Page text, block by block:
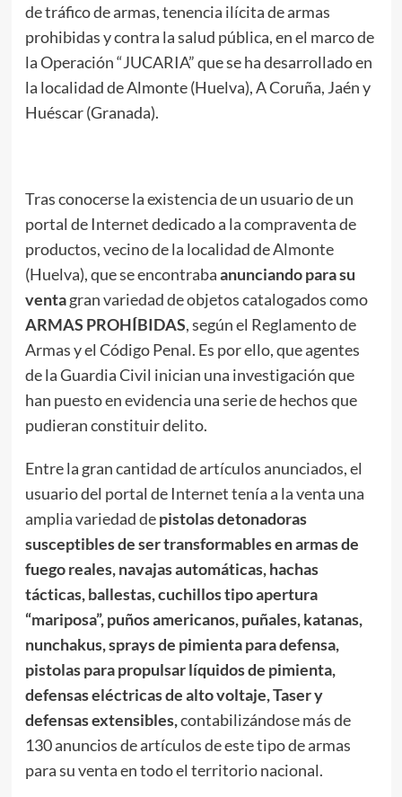
de tráfico de armas, tenencia ilícita de armas
prohibidas y contra la salud pública, en el marco de
la Operación “JUCARIA” que se ha desarrollado en
la localidad de Almonte (Huelva), A Coruña, Jaén y
Huéscar (Granada).
Tras conocerse la existencia de un usuario de un
portal de Internet dedicado a la compraventa de
productos, vecino de la localidad de Almonte
(Huelva), que se encontrabaanunciando para su
ventagran variedad de objetos catalogados como
ARMAS PROHÍBIDAS, según el Reglamento de
Armas y el Código Penal. Es por ello, que agentes
de la Guardia Civil inician una investigación que
han puesto en evidencia una serie de hechos que
pudieran constituir delito.
Entre la gran cantidad de artículos anunciados, el
usuario del portal de Internet tenía a la venta una
amplia variedad depistolas detonadoras
susceptibles de ser transformables en armas de
fuego reales, navajas automáticas, hachas
tácticas, ballestas, cuchillos tipo apertura
“mariposa”, puños americanos, puñales, katanas,
nunchakus, sprays de pimienta para defensa,
pistolas para propulsar líquidos de pimienta,
defensas eléctricas de alto voltaje, Taser y
defensas extensibles,contabilizándose más de
130 anuncios de artículos de este tipo de armas
para su venta en todo el territorio nacional.